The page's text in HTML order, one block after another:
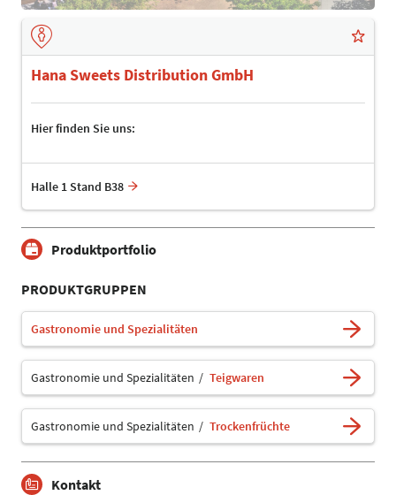
Hana Sweets Distribution GmbH
Hier finden Sie uns:
Halle 1 Stand B38
Produktportfolio
PRODUKTGRUPPEN
Gastronomie und Spezialitäten
Gastronomie und Spezialitäten Teigwaren
Gastronomie und Spezialitäten Trockenfrüchte
Kontakt